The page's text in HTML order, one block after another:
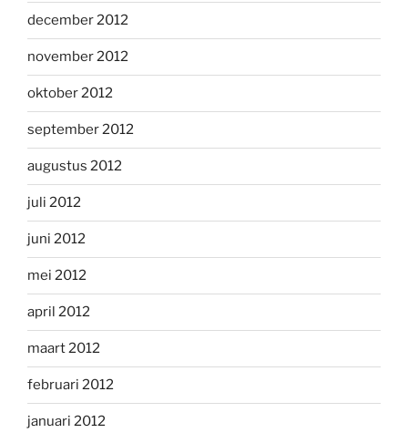
december 2012
november 2012
oktober 2012
september 2012
augustus 2012
juli 2012
juni 2012
mei 2012
april 2012
maart 2012
februari 2012
januari 2012